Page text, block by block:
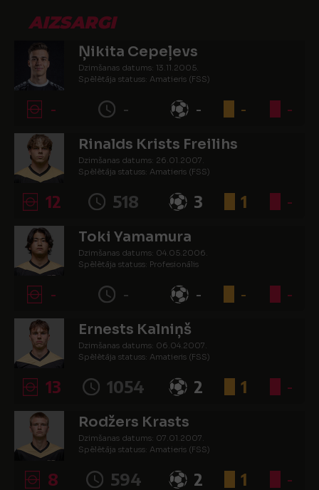
AIZSARGI
Ņikita Cepeļevs
Dzimšanas datums: 13.11.2005.
Spēlētāja statuss: Amatieris (FSS)
- - - - -
Rinalds Krists Freilihs
Dzimšanas datums: 26.01.2007.
Spēlētāja statuss: Amatieris (FSS)
12 518 3 1 -
Toki Yamamura
Dzimšanas datums: 04.05.2006.
Spēlētāja statuss: Profesionālis
- - - - -
Ernests Kalniņš
Dzimšanas datums: 06.04.2007.
Spēlētāja statuss: Amatieris (FSS)
13 1054 2 1 -
Rodžers Krasts
Dzimšanas datums: 07.01.2007.
Spēlētāja statuss: Amatieris (FSS)
8 594 2 1 -